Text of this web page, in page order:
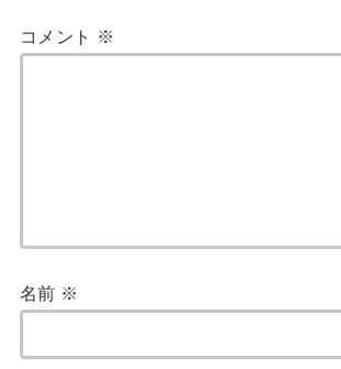
コメント ※
名前 ※